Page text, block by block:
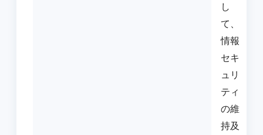
し
て、
情報
セキ
ュリ
ティ
の維
持及